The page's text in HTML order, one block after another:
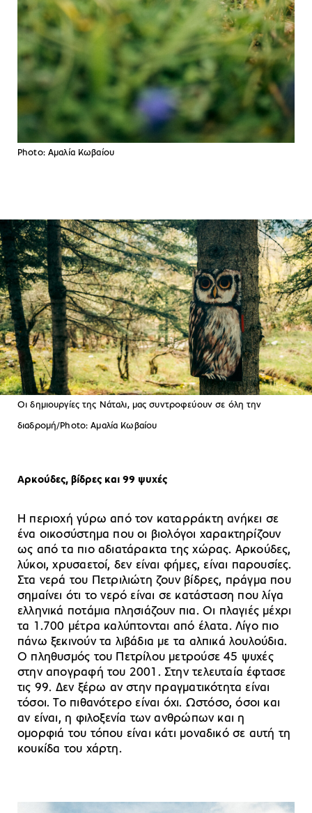
Photo: Αμαλία Κωβαίου
Οι δημιουργίες της Νάταλι, μας συντροφεύουν σε όλη την
διαδρομή/Photo: Αμαλία Κωβαίου
Αρκούδες, βίδρες και 99 ψυχές
Η περιοχή γύρω από τον καταρράκτη ανήκει σε
ένα οικοσύστημα που οι βιολόγοι χαρακτηρίζουν
ως από τα πιο αδιατάρακτα της χώρας. Αρκούδες,
λύκοι, χρυσαετοί, δεν είναι φήμες, είναι παρουσίες.
Στα νερά του Πετριλιώτη ζουν βίδρες, πράγμα που
σημαίνει ότι το νερό είναι σε κατάσταση που λίγα
ελληνικά ποτάμια πλησιάζουν πια. Οι πλαγιές μέχρι
τα 1.700 μέτρα καλύπτονται από έλατα. Λίγο πιο
πάνω ξεκινούν τα λιβάδια με τα αλπικά λουλούδια.
Ο πληθυσμός του Πετρίλου μετρούσε 45 ψυχές
στην απογραφή του 2001. Στην τελευταία έφτασε
τις 99. Δεν ξέρω αν στην πραγματικότητα είναι
τόσοι. Το πιθανότερο είναι όχι. Ωστόσο, όσοι και
αν είναι, η φιλοξενία των ανθρώπων και η
ομορφιά του τόπου είναι κάτι μοναδικό σε αυτή τη
κουκίδα του χάρτη.